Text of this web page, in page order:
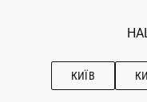
КИЇВ